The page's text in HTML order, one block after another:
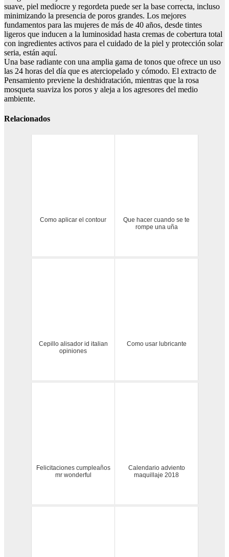
suave, piel mediocre y regordeta puede ser la base correcta, incluso
minimizando la presencia de poros grandes. Los mejores
fundamentos para las mujeres de más de 40 años, desde tintes
ligeros que inducen a la luminosidad hasta cremas de cobertura total
con ingredientes activos para el cuidado de la piel y protección solar
seria, están aquí.
Una base radiante con una amplia gama de tonos que ofrece un uso
las 24 horas del día que es aterciopelado y cómodo. El extracto de
Pensamiento previene la deshidratación, mientras que la rosa
mosqueta suaviza los poros y aleja a los agresores del medio
ambiente.
Relacionados
Como aplicar el contour
Que hacer cuando se te
rompe una uña
Cepillo alisador id italian
opiniones
Como usar lubricante
Felicitaciones cumpleaños
mr wonderful
Calendario adviento
maquillaje 2018